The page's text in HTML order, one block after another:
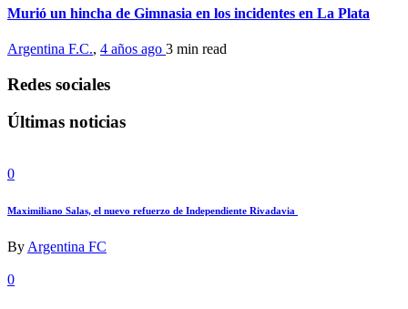
Murió un hincha de Gimnasia en los incidentes en La Plata
Argentina F.C., 4 años ago 3 min read
Redes sociales
Últimas noticias
0
Maximiliano Salas, el nuevo refuerzo de Independiente Rivadavia
By Argentina FC
0